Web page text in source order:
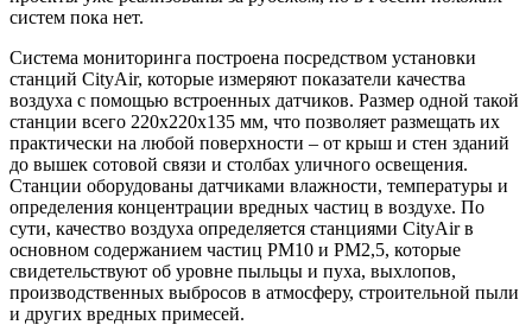
систем пока нет.
Система мониторинга построена посредством установки
станций CityAir, которые измеряют показатели качества
воздуха с помощью встроенных датчиков. Размер одной такой
станции всего 220х220х135 мм, что позволяет размещать их
практически на любой поверхности – от крыш и стен зданий
до вышек сотовой связи и столбах уличного освещения.
Станции оборудованы датчиками влажности, температуры и
определения концентрации вредных частиц в воздухе. По
сути, качество воздуха определяется станциями CityAir в
основном содержанием частиц PM10 и PM2,5, которые
свидетельствуют об уровне пыльцы и пуха, выхлопов,
производственных выбросов в атмосферу, строительной пыли
и других вредных примесей.